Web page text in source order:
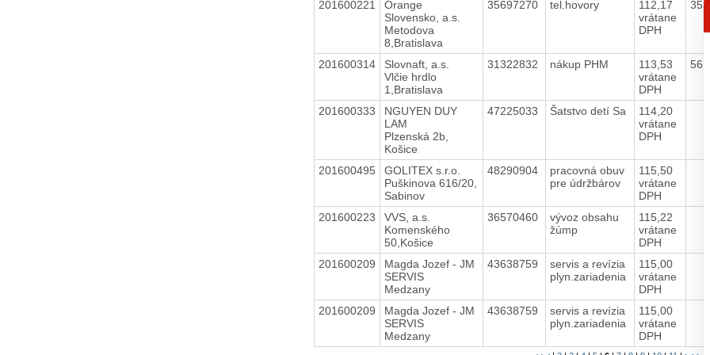
201600221
Orange
Slovensko, a.s.
Metodova
8,Bratislava
35697270 tel.hovory
112,17
vrátane
DPH
201600314
Slovnaft, a.s.
Vlčie hrdlo
1,Bratislava
31322832 nákup PHM
113,53
vrátane
DPH
201600333
NGUYEN DUY
LAM
Plzenská 2b,
Košice
47225033 Šatstvo detí Sa
114,20
vrátane
DPH
201600495
GOLITEX s.r.o.
Puškinova 616/20,
Sabinov
48290904
pracovná obuv
pre údržbárov
115,50
vrátane
DPH
201600223
VVS, a.s.
Komenského
50,Košice
36570460
vývoz obsahu
žúmp
115,22
vrátane
DPH
201600209
Magda Jozef - JM
SERVIS
Medzany
43638759
servis a revízia
plyn.zariadenia
115,00
vrátane
DPH
201600209
Magda Jozef - JM
SERVIS
Medzany
43638759
servis a revízia
plyn.zariadenia
115,00
vrátane
DPH